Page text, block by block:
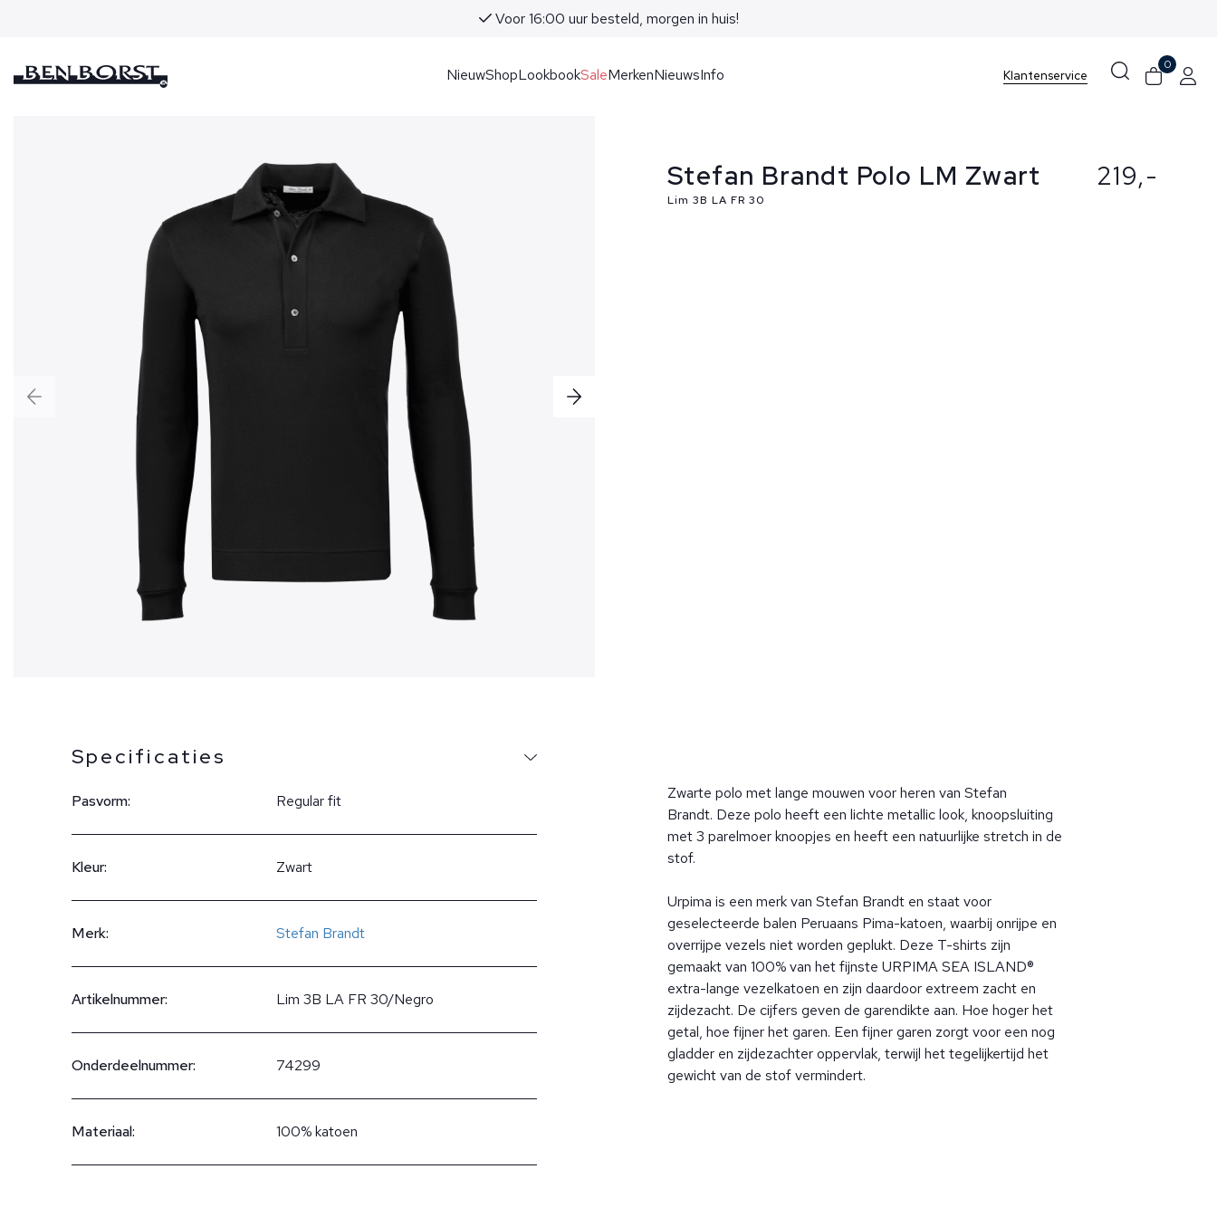
Voor 16:00 uur besteld, morgen in huis!
NieuwShopLookbookSaleMerkenNieuwsInfo Klantenservice
0
Specificaties
Pasvorm: Regular fit
Kleur: Zwart
Merk: Stefan Brandt
Artikelnummer: Lim 3B LA FR 30/Negro
Onderdeelnummer: 74299
Materiaal: 100% katoen
Stefan Brandt Polo LM Zwart
Lim 3B LA FR 30
Zwarte polo met lange mouwen voor heren van Stefan
Brandt. Deze polo heeft een lichte metallic look, knoopsluiting
met 3 parelmoer knoopjes en heeft een natuurlijke stretch in de
stof.
Urpima is een merk van Stefan Brandt en staat voor
geselecteerde balen Peruaans Pima-katoen, waarbij onrijpe en
overrijpe vezels niet worden geplukt. Deze T-shirts zijn
gemaakt van 100% van het fijnste URPIMA SEA ISLAND®
extra-lange vezelkatoen en zijn daardoor extreem zacht en
zijdezacht. De cijfers geven de garendikte aan. Hoe hoger het
getal, hoe fijner het garen. Een fijner garen zorgt voor een nog
gladder en zijdezachter oppervlak, terwijl het tegelijkertijd het
gewicht van de stof vermindert.
219,-